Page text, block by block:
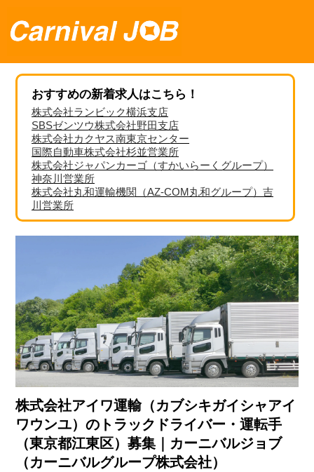
おすすめの新着求人はこちら！
株式会社ランビック横浜支店
SBSゼンツウ株式会社野田支店
株式会社カクヤス南東京センター
国際自動車株式会社杉並営業所
株式会社ジャパンカーゴ（すかいらーくグループ）
神奈川営業所
株式会社丸和運輸機関（AZ-COM丸和グループ）吉
川営業所
株式会社アイワ運輸（カブシキガイシャアイ
ワウンユ）のトラックドライバー・運転手
（東京都江東区）募集｜カーニバルジョブ
（カーニバルグループ株式会社）